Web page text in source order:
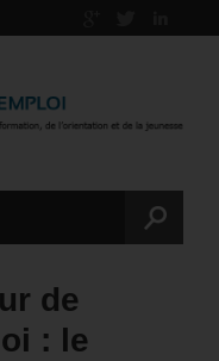
de
: le